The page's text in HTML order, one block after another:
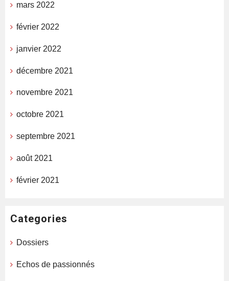
mars 2022
février 2022
janvier 2022
décembre 2021
novembre 2021
octobre 2021
septembre 2021
août 2021
février 2021
Categories
Dossiers
Echos de passionnés